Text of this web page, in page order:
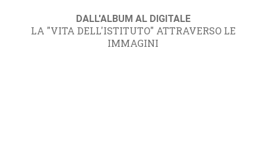
DALL'ALBUM AL DIGITALE
LA "VITA DELL'ISTITUTO" ATTRAVERSO LE
IMMAGINI